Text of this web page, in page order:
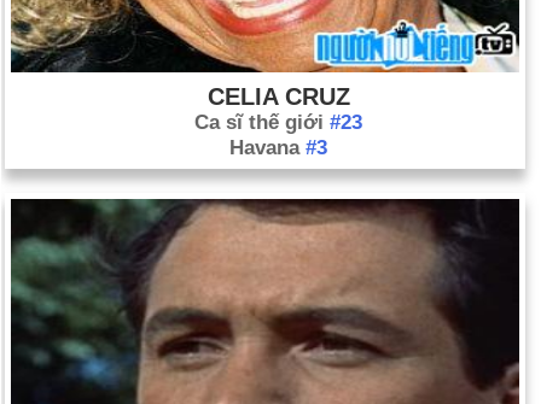
CELIA CRUZ
Ca sĩ thế giới #23
Havana #3